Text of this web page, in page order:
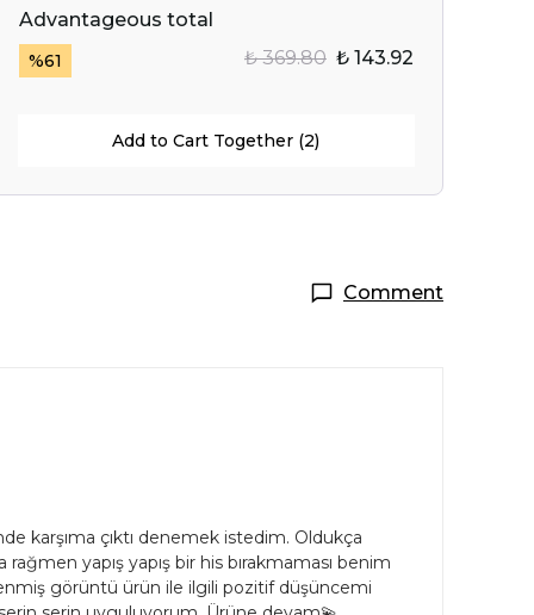
Advantageous total
%61 ₺ 369.80 ₺ 143.92
Add to Cart Together (2)
Comment
karşıma çıktı denemek istedim. Oldukça
yapış yapış bir his bırakmaması benim
görüntü ürün ile ilgili pozitif düşüncemi